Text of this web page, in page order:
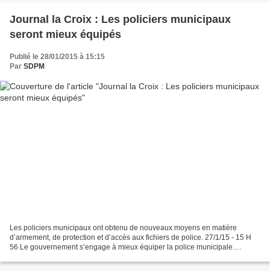
Journal la Croix : Les policiers municipaux
seront mieux équipés
Publié le 28/01/2015 à 15:15
Par SDPM
Les policiers municipaux ont obtenu de nouveaux moyens en matière
d’armement, de protection et d’accès aux fichiers de police. 27/1/15 - 15 H
56 Le gouvernement s’engage à mieux équiper la police municipale.